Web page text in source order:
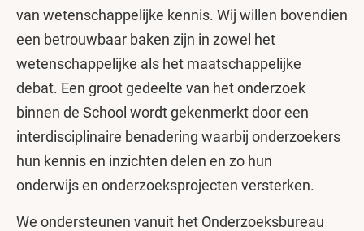
van wetenschappelijke kennis. Wij willen bovendien
een betrouwbaar baken zijn in zowel het
wetenschappelijke als het maatschappelijke
debat. Een groot gedeelte van het onderzoek
binnen de School wordt gekenmerkt door een
interdisciplinaire benadering waarbij onderzoekers
hun kennis en inzichten delen en zo hun
onderwijs en onderzoeksprojecten versterken.
We ondersteunen vanuit het Onderzoeksbureau